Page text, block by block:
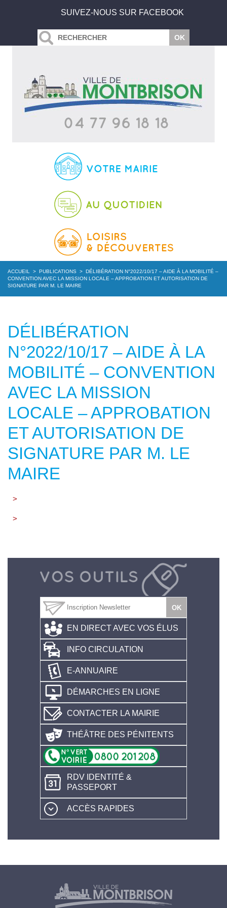
SUIVEZ-NOUS SUR FACEBOOK
ACCUEIL > PUBLICATIONS > DÉLIBÉRATION N°2022/10/17 – AIDE À LA MOBILITÉ –
CONVENTION AVEC LA MISSION LOCALE – APPROBATION ET AUTORISATION DE
SIGNATURE PAR M. LE MAIRE
DÉLIBÉRATION
N°2022/10/17 – AIDE À LA
MOBILITÉ – CONVENTION
AVEC LA MISSION
LOCALE – APPROBATION
ET AUTORISATION DE
SIGNATURE PAR M. LE
MAIRE
>
>
EN DIRECT AVEC VOS ÉLUS
INFO CIRCULATION
E-ANNUAIRE
DÉMARCHES EN LIGNE
CONTACTER LA MAIRIE
THÉÂTRE DES PÉNITENTS
RDV IDENTITÉ &
PASSEPORT
ACCÈS RAPIDES